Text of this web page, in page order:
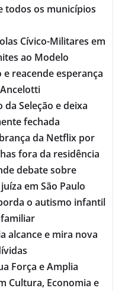
todos os municípios
Cívico-Militares em
ao Modelo
reacende esperança
Seleção e deixa
fechada
da Netflix por
fora da residência
debate sobre
em São Paulo
o autismo infantil
alcance e mira nova
Força e Amplia
Cultura, Economia e